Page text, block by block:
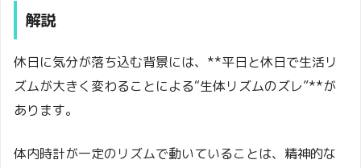
解説
休日に気分が落ち込む背景には、**平日と休日で生活リ
ズムが大きく変わることによる“生体リズムのズレ”**が
あります。
体内時計が一定のリズムで動いていることは、精神的な